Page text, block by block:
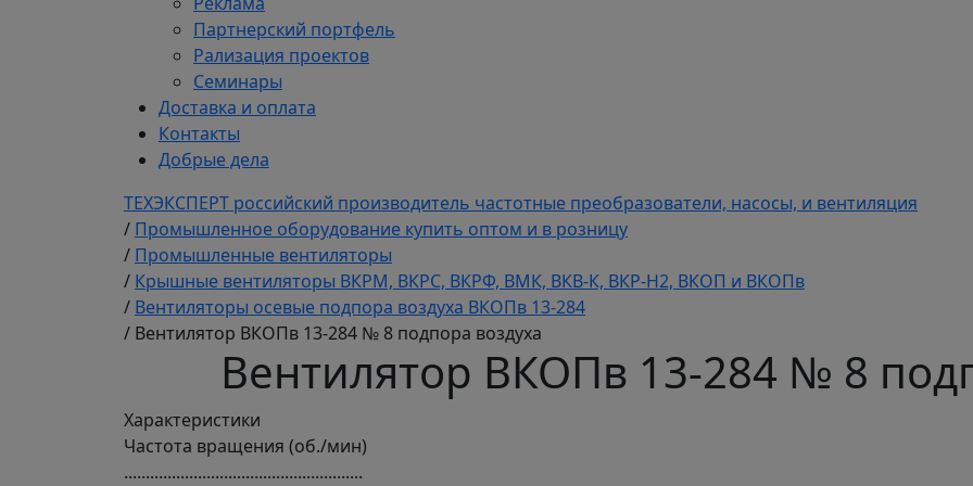
Партнерский портфель
Рализация проектов
Семинары
Доставка и оплата
Контакты
Добрые дела
ТЕХЭКСПЕРТ российский производитель частотные преобразователи, насосы, и вентиляция
/ Промышленное оборудование купить оптом и в розницу
/ Промышленные вентиляторы
/ Крышные вентиляторы ВКРМ, ВКРС, ВКРФ, ВМК, ВКВ-К, ВКР-Н2, ВКОП и ВКОПв
/ Вентиляторы осевые подпора воздуха ВКОПв 13-284
/ Вентилятор ВКОПв 13-284 № 8 подпора воздуха
Вентилятор ВКОПв 13-284 № 8
Характеристики
Частота вращения (об./мин)
.......................................................